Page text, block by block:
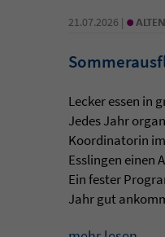
21.07.2026 | •
Lecker essen in
Jedes Jahr
Koordinatorin
Esslingen einen
Ein fester
Jahr gut